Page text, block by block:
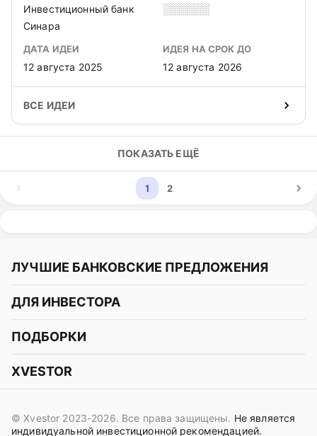
Инвестиционный банк
Синара
░░░░░░
ДАТА ИДЕИ
12 августа 2025
ИДЕЯ НА СРОК ДО
12 августа 2026
ВСЕ ИДЕИ
ПОКАЗАТЬ ЕЩЁ
1 2
ЛУЧШИЕ БАНКОВСКИЕ ПРЕДЛОЖЕНИЯ
Альфа-Банк
СБЕР
Газпромбанк
OZON Банк
ДЛЯ ИНВЕСТОРА
Курс акций
Курс облигаций
Прогнозы на криптовалюты
ПОДБОРКИ
Подборки акций
Подборки облигаций
XVESTOR
Вконтакте
© Xvestor 2023-2026. Все права защищены. Не является
индивидуальной инвестиционной рекомендацией.